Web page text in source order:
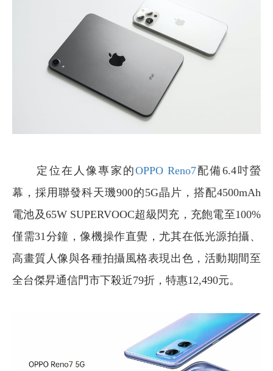
定位在人像專家的OPPO Reno7配備6.4吋螢
幕，採用聯發科天璣900的5G晶片，搭配4500mAh
電池及65W SUPERVOOC超級閃充，充飽電至100%
僅需31分鐘，像機操作直覺，尤其在低光源拍攝、
高畫質人像與各種拍攝風格表現出色，活動期間至
全台傑昇通信門市下殺近79折，特惠12,490元。